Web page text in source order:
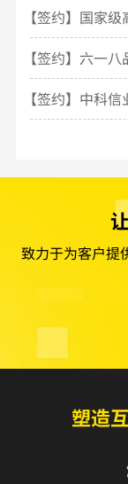
建设
【签约】国家
【签约】六一
【签约】中科
致力于为客户提
塑造